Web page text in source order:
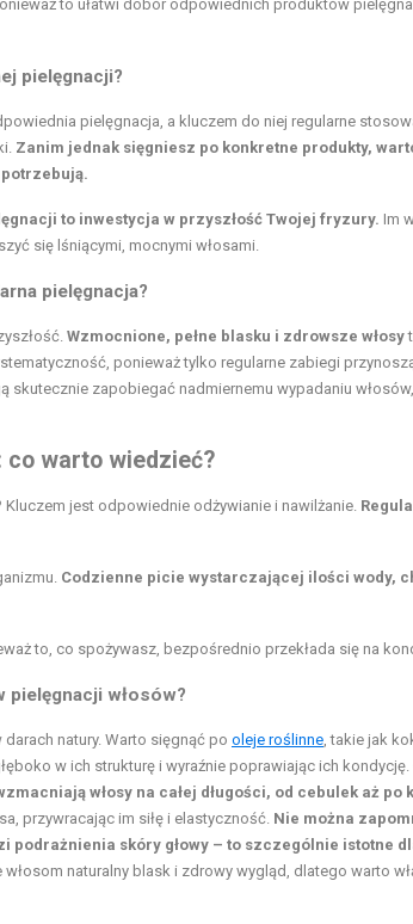
to ułatwi dobór odpowiednich produktów
pielęgnacji?
pielęgnacja, a kluczem do niej regularne
Zanim jednak sięgniesz po konkretne produkty,
to inwestycja w przyszłość Twojej fryzury. Im
się lśniącymi, mocnymi włosami.
pielęgnacja?
Wzmocnione, pełne blasku i zdrowsze włosy
ponieważ tylko regularne zabiegi
zapobiegać nadmiernemu wypadaniu
co warto wiedzieć?
jest odpowiednie odżywianie i nawilżanie.
Codzienne picie wystarczającej ilości wody,
to, co spożywasz, bezpośrednio przekłada się na
pielęgnacji włosów?
natury. Warto sięgnąć po oleje roślinne, takie jak
w ich strukturę i wyraźnie poprawiając ich
włosy na całej długości, od cebulek aż po
przywracając im siłę i elastyczność. Nie można
podrażnienia skóry głowy – to szczególnie istotne
naturalny blask i zdrowy wygląd, dlatego warto